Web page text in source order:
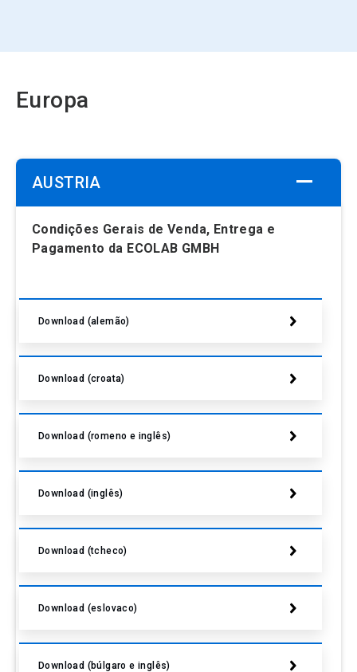
Europa
AUSTRIA
Condições Gerais de Venda, Entrega e
Pagamento da ECOLAB GMBH
Download (alemão)
Download (croata)
Download (romeno e inglês)
Download (inglês)
Download (tcheco)
Download (eslovaco)
Download (búlgaro e inglês)